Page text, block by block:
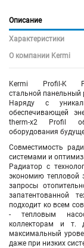
Описание
Характеристики
О компании Kermi
Kermi Profil-K
стальной
Наряду с
обеспечивающей
therm-x2 Profil
оборудования
Совместимость
системами и
Радиатор с
экономию тепловой
запросы
запатентованной
подходит ко всем
- тепловым
коллекторам и т.
максимальный
даже при низких